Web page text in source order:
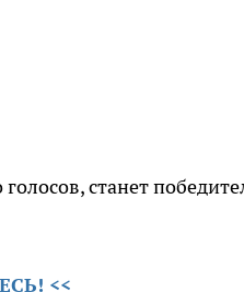
станет
<<